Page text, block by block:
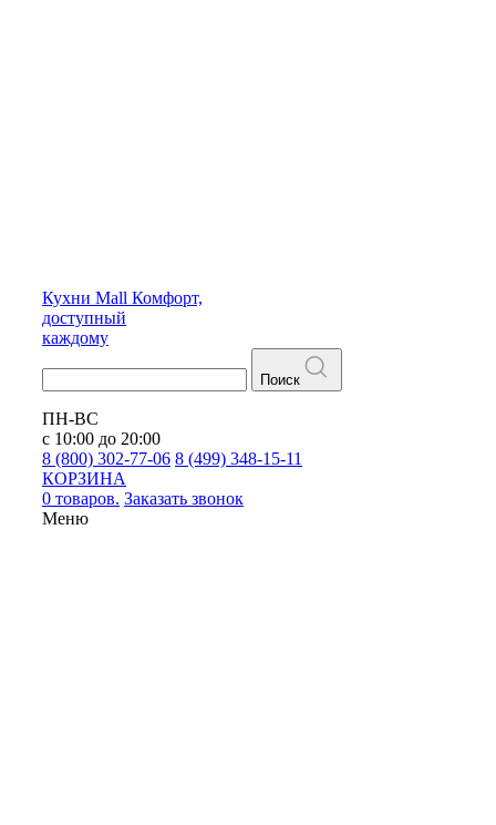
Кухни Mall Комфорт,
доступный
каждому
Поиск
ПН-ВС
с 10:00 до 20:00
8 (800) 302-77-06 8 (499) 348-15-11
КОРЗИНА
0 товаров. Заказать звонок
Меню